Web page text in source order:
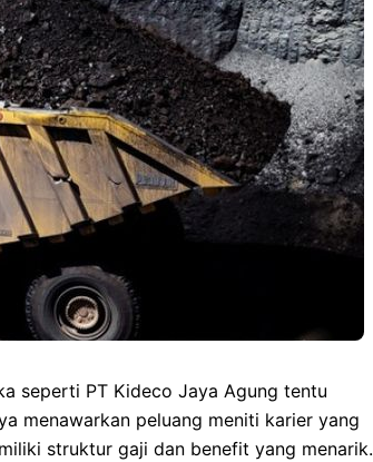
seperti PT Kideco Jaya Agung tentu
menawarkan peluang meniti karier yang
struktur gaji dan benefit yang menarik.